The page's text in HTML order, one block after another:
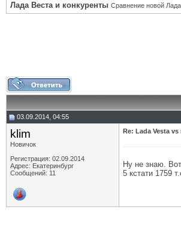
Лада Веста и конкуренты Сравнение новой
03.09.2014, 04:55
klim
Новичок
Регистрация: 02.09.2014
Адрес: Екатеринбург
Сообщений: 11
Re: Lada Vesta
Ну не знаю.
5 кстати 1759